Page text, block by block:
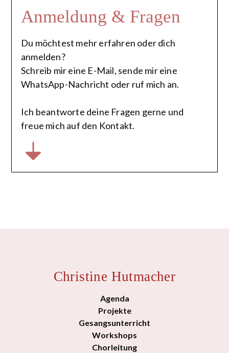
Anmeldung & Fragen
Du möchtest mehr erfahren oder dich
anmelden?
Schreib mir eine E-Mail, sende mir eine
WhatsApp-Nachricht oder ruf mich an.
Ich beantworte deine Fragen gerne und
freue mich auf den Kontakt.
Christine Hutmacher
Agenda
Projekte
Gesangsunterricht
Workshops
Chorleitung